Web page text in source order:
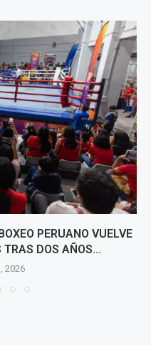
PERUANO VUELVE
TRAS DOS AÑOS...
2026